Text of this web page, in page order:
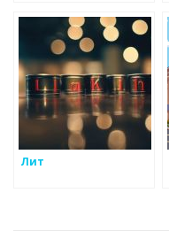
Лит